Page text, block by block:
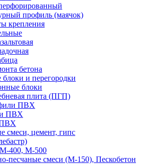
профиль (маячок)
крепления
бетона
и перегородки
блоки
плита (ПГП)
ПВХ
ПВХ
ПВХ
смеси, цемент, гипс
400, М-500
песчаные смеси (М-150), Пескобетон